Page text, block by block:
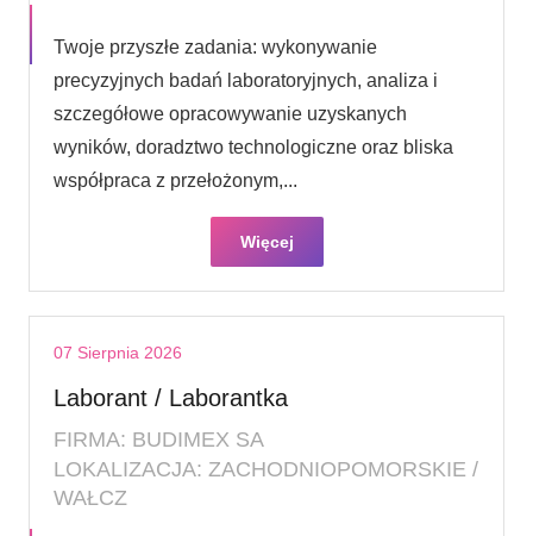
Twoje przyszłe zadania: wykonywanie
precyzyjnych badań laboratoryjnych, analiza i
szczegółowe opracowywanie uzyskanych
wyników, doradztwo technologiczne oraz bliska
współpraca z przełożonym,...
Więcej
07 Sierpnia 2026
Laborant / Laborantka
FIRMA: BUDIMEX SA
LOKALIZACJA: ZACHODNIOPOMORSKIE /
WAŁCZ